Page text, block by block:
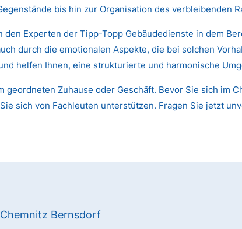
bis hin zur Organisation des verbleibenden
Experten der Tipp-Topp Gebäudedienste in dem
durch die emotionalen Aspekte, die bei solchen
helfen Ihnen, eine strukturierte und harmonische
geordneten Zuhause oder Geschäft. Bevor Sie sich im
sich von Fachleuten unterstützen. Fragen Sie jetzt
Bernsdorf